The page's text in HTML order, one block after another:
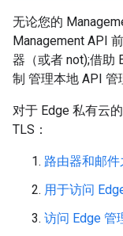
无论您的
Management API
器（或者 not);借助
制 管理本地 API 管
对于 Edge 私有云
TLS：
路由器和邮
用于访问
访问 Edge 管